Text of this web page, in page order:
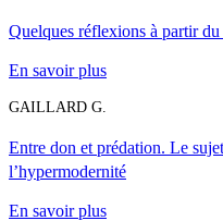
Quelques réflexions à partir
En savoir plus
GAILLARD G.
Entre don et prédation. Le
l’hypermodernité
En savoir plus